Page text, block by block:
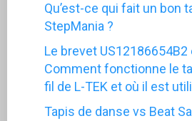
Qu’est-ce qui fait un bon
StepMania ?
Le brevet US12186654B2
Comment fonctionne le
fil de L-TEK et où il est
Tapis de danse vs Beat